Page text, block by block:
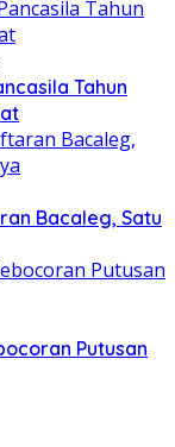
Tahun
Bacaleg, Satu
Putusan